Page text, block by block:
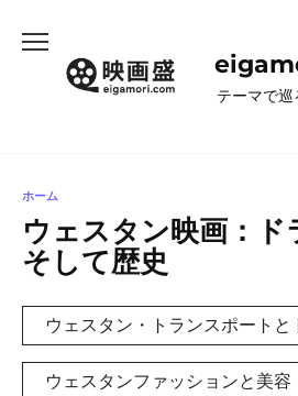
テーマで
ホーム
ウェスタン映画：ド
そして歴史
ウェスタン・トランスポートと
ウェスタンファッションと美容